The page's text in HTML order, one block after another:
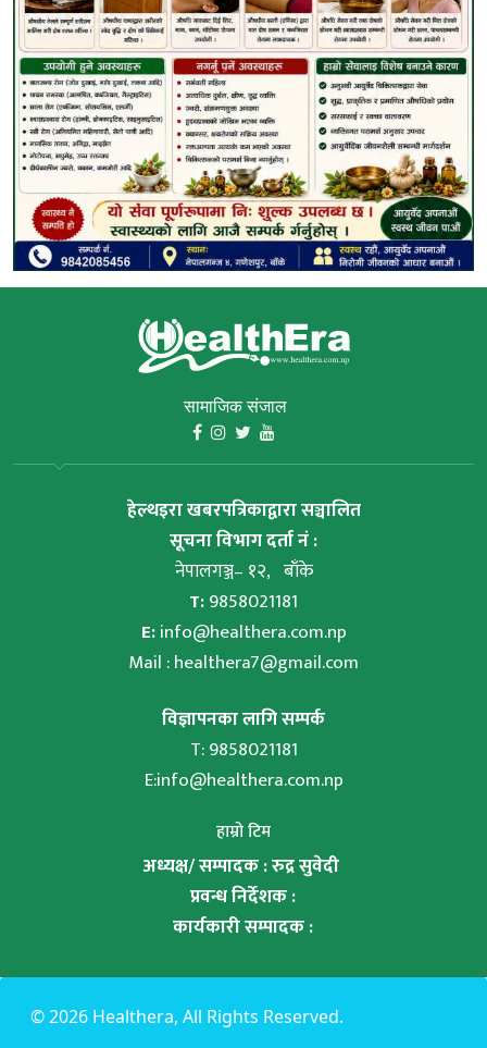
सामाजिक संजाल
हेल्थइरा खबरपत्रिकाद्वारा सञ्चालित
सूचना विभाग दर्ता नं :
नेपालगञ्ज– १२, बाँके
T:9858021181
E:info@healthera.com.np
Mail :healthera7@gmail.com
विज्ञापनका लागि सम्पर्क
T: 9858021181
E:info@healthera.com.np
हाम्रो टिम
अध्यक्ष/ सम्पादक : रुद्र सुवेदी
प्रवन्ध निर्देशक :
कार्यकारी सम्पादक :
©2026 Healthera, All Rights Reserved.